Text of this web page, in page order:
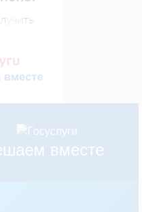
вместе